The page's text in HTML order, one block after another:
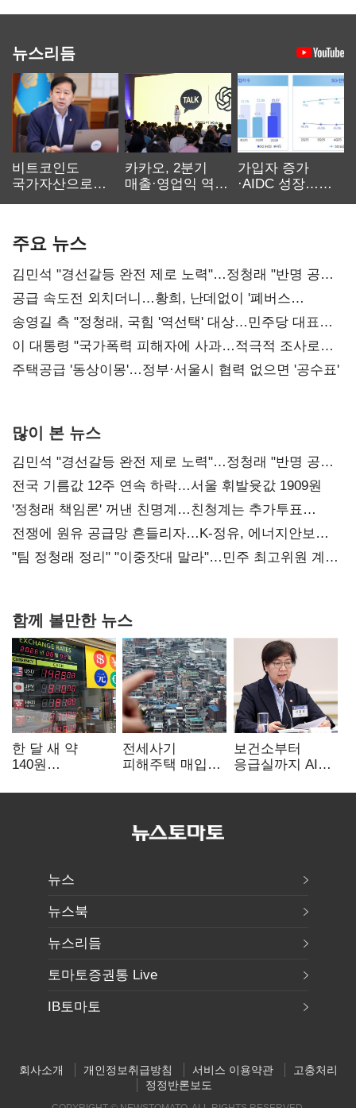
뉴스리듬
비트코인도
국가자산으로…'
카카오, 2분기
매출·영업익 역대
가입자 증가
·AIDC 성장…
주요 뉴스
김민석 "경선갈등 완전 제로 노력"…정청래 "반명 공세
사과부터"
공급 속도전 외치더니…황희, 난데없이 '폐버스
리모델링' 제안
송영길 측 "정청래, 국힘 '역선택' 대상…민주당 대표로
총선 지휘 못해"
이 대통령 "국가폭력 피해자에 사과…적극적 조사로
진실 밝혀야"
주택공급 '동상이몽'…정부·서울시 협력 없으면 '공수표'
많이 본 뉴스
김민석 "경선갈등 완전 제로 노력"…정청래 "반명 공세
사과부터"
전국 기름값 12주 연속 하락…서울 휘발윳값 1909원
'정청래 책임론' 꺼낸 친명계…친청계는 추가투표
때리기
전쟁에 원유 공급망 흔들리자…K-정유, 에너지안보
핵심으로 재부상
"팀 정청래 정리" "이중잣대 말라"…민주 최고위원 계파
함께 볼만한 뉴스
한 달 새 약
140원
엔저'에 원화
전세사기
피해주택 매입
누적 피해자
보건소부터
응급실까지 AI
혁신 본격화
뉴스
뉴스북
뉴스리듬
토마토증권통 Live
IB토마토
회사소개 개인정보취급방침 서비스 이용약관
고충처리
정정반론보도